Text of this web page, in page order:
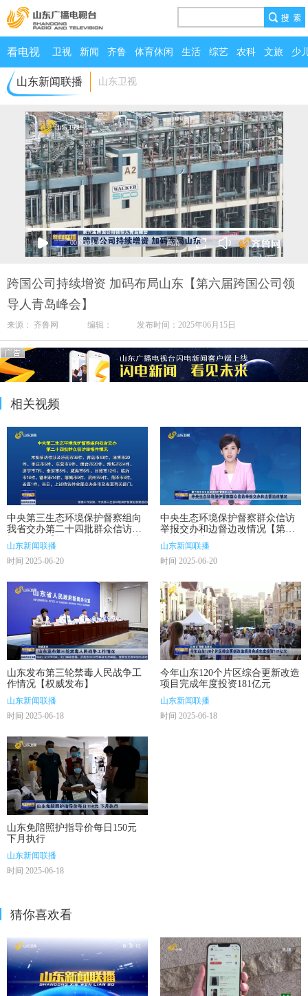
看电视 卫视 新闻 齐鲁 体育休闲 生活 综艺 农科 文旅 少
山东新闻联播 山东卫视
00:00/04:05
跨国公司持续增资 加码布局山东【第六届跨国公司领
导人青岛峰会】
来源： 齐鲁网 编辑： 发布时间：2025年06月15日
相关视频
中央第三生态环境保护督察组向
我省交办第二十四批群众信访举
报件情况【第三轮中央生态环境
保护督察在山东】
山东新闻联播
时间 2025-06-20
中央生态环境保护督察群众信访
举报交办和边督边改情况【第三
轮中央生态环境保护督察在山
东】
山东新闻联播
时间 2025-06-20
山东发布第三轮禁毒人民战争工
作情况【权威发布】
山东新闻联播
时间 2025-06-18
今年山东120个片区综合更新改造
项目完成年度投资181亿元
山东新闻联播
时间 2025-06-18
山东免陪照护指导价每日150元
下月执行
山东新闻联播
时间 2025-06-18
猜你喜欢看